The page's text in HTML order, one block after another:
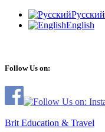
Русский
English
Follow Us on:
Brit Education & Travel